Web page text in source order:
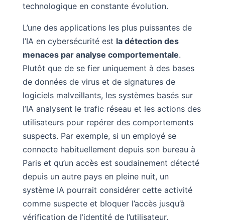
technologique en constante évolution.
L’une des applications les plus puissantes de
l’IA en cybersécurité est la détection des
menaces par analyse comportementale.
Plutôt que de se fier uniquement à des bases
de données de virus et de signatures de
logiciels malveillants, les systèmes basés sur
l’IA analysent le trafic réseau et les actions des
utilisateurs pour repérer des comportements
suspects. Par exemple, si un employé se
connecte habituellement depuis son bureau à
Paris et qu’un accès est soudainement détecté
depuis un autre pays en pleine nuit, un
système IA pourrait considérer cette activité
comme suspecte et bloquer l’accès jusqu’à
vérification de l’identité de l’utilisateur.